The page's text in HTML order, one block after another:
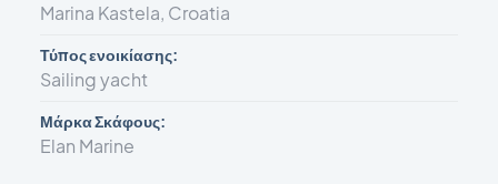
Marina Kastela, Croatia
Τύπος ενοικίασης:
Sailing yacht
Μάρκα Σκάφους:
Elan Marine